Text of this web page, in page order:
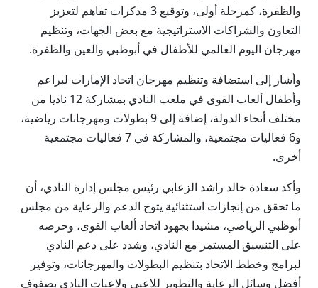
والظفرة، كمرحلة أولى، وتوقيع 3 مذكرات تفاهم لتعزيز
التعاون والشراكات الاستراتيجية مع بعض الجهات، وتنظيم
مهرجان اليوم العالمي للأطفال في أبوظبي والعين والظفرة.
وأشار إلى استضافة وتنظيم مهرجان اتحاد الإمارات لبراعم
وأطفال ألعاب القوى في ملعب النادي بمشاركة 12 ناديا من
مختلف أنحاء الدولة، إضافة إلى 9 بطولات ومهرجانات رياضية،
و6 فعاليات مجتمعية، والمشاركة في 7 فعاليات مجتمعية
أخرى.
وأكد سعادة خالد راشد الزعابي رئيس مجلس إدارة النادي، أن
ما تحقق من إنجازات استثنائية يتوج الدعم والرعاية من مجلس
أبوظبي الرياضي، مشيدا بجهود اتحاد ألعاب القوى، وحرصه
على التنسيق المستمر مع النادي، وشدد على دعم النادي
لبرامج وخطط الاتحاد بتنظيم البطولات والمهرجانات، وتوفير
أفضل وسائل الرعاية والتطوير للاعبي ولاعبات النادي بصفوف